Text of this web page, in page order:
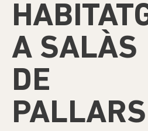
A SALÀS
DE
PALLARS